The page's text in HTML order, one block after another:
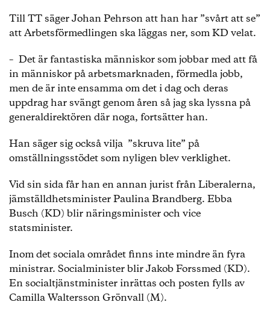
Till TT säger Johan Pehrson att han har ”svårt att se”
att Arbetsförmedlingen ska läggas ner, som KD velat.
– Det är fantastiska människor som jobbar med att få
in människor på arbetsmarknaden, förmedla jobb,
men de är inte ensamma om det i dag och deras
uppdrag har svängt genom åren så jag ska lyssna på
generaldirektören där noga, fortsätter han.
Han säger sig också vilja ”skruva lite” på
omställningsstödet som nyligen blev verklighet.
Vid sin sida får han en annan jurist från Liberalerna,
jämställdhetsminister Paulina Brandberg. Ebba
Busch (KD) blir näringsminister och vice
statsminister.
Inom det sociala området finns inte mindre än fyra
ministrar. Socialminister blir Jakob Forssmed (KD).
En socialtjänstminister inrättas och posten fylls av
Camilla Waltersson Grönvall (M).